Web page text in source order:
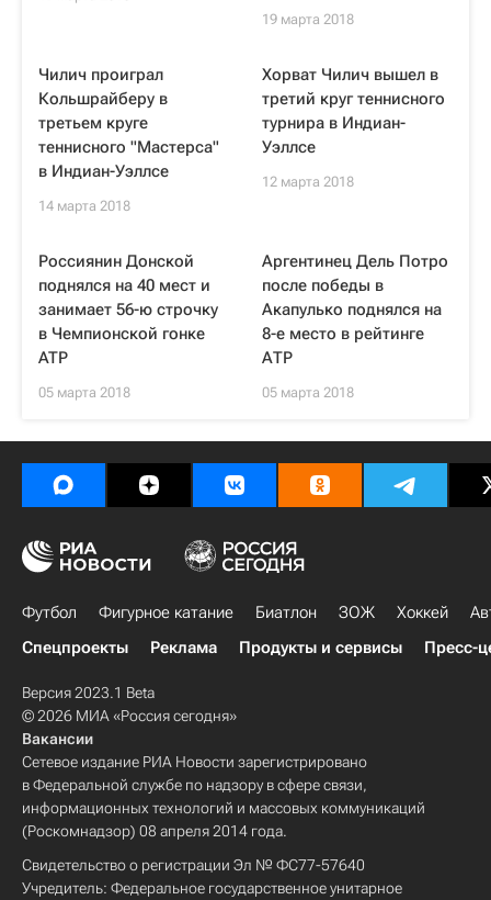
19 марта 2018
Чилич проиграл
Кольшрайберу в
третьем круге
теннисного "Мастерса"
в Индиан-Уэллсе
14 марта 2018
Хорват Чилич вышел в
третий круг теннисного
турнира в Индиан-
Уэллсе
12 марта 2018
Россиянин Донской
поднялся на 40 мест и
занимает 56-ю строчку
в Чемпионской гонке
ATP
05 марта 2018
Аргентинец Дель Потро
после победы в
Акапулько поднялся на
8-е место в рейтинге
АТР
05 марта 2018
Футбол Фигурное катание Биатлон ЗОЖ Хоккей
Спецпроекты
Реклама Продукты и сервисы Пресс-
Версия 2023.1 Beta
© 2026 МИА «Россия сегодня»
Вакансии
Сетевое издание РИА Новости зарегистрировано
в Федеральной службе по надзору в сфере связи,
информационных технологий и массовых коммуникаций
(Роскомнадзор) 08 апреля 2014 года.
Свидетельство о регистрации Эл № ФС77-57640
Учредитель: Федеральное государственное унитарное